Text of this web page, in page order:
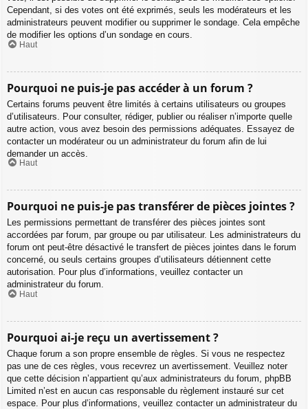
Cependant, si des votes ont été exprimés, seuls les modérateurs et les
administrateurs peuvent modifier ou supprimer le sondage. Cela empêche
de modifier les options d’un sondage en cours.
Haut
Pourquoi ne puis-je pas accéder à un forum ?
Certains forums peuvent être limités à certains utilisateurs ou groupes
d’utilisateurs. Pour consulter, rédiger, publier ou réaliser n’importe quelle
autre action, vous avez besoin des permissions adéquates. Essayez de
contacter un modérateur ou un administrateur du forum afin de lui
demander un accès.
Haut
Pourquoi ne puis-je pas transférer de pièces jointes ?
Les permissions permettant de transférer des pièces jointes sont
accordées par forum, par groupe ou par utilisateur. Les administrateurs du
forum ont peut-être désactivé le transfert de pièces jointes dans le forum
concerné, ou seuls certains groupes d’utilisateurs détiennent cette
autorisation. Pour plus d’informations, veuillez contacter un
administrateur du forum.
Haut
Pourquoi ai-je reçu un avertissement ?
Chaque forum a son propre ensemble de règles. Si vous ne respectez
pas une de ces règles, vous recevrez un avertissement. Veuillez noter
que cette décision n’appartient qu’aux administrateurs du forum, phpBB
Limited n’est en aucun cas responsable du règlement instauré sur cet
espace. Pour plus d’informations, veuillez contacter un administrateur du